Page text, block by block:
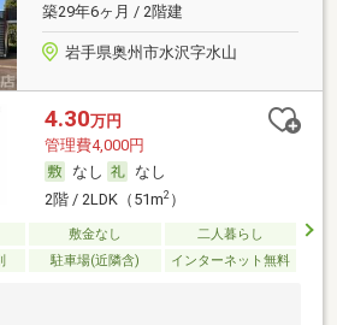
築29年6ヶ月 / 2階建
岩手県奥州市水沢字水山
4.30万円
管理費4,000円
なし
なし
2階 / 2LDK（51m2）
敷金なし
二人暮らし
駐車場(近隣含) インターネット無料